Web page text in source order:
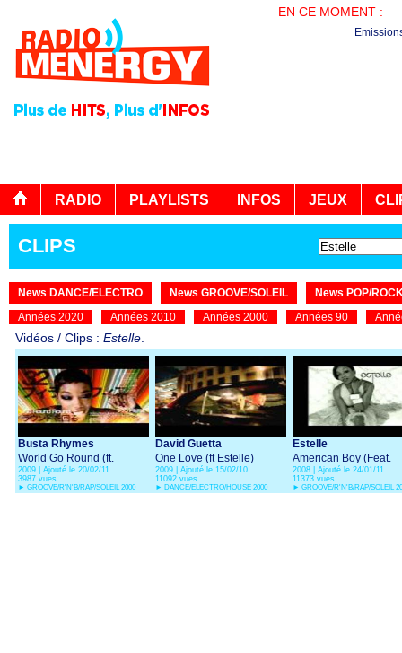
EN CE MOMENT :
RADIO PLAYLISTS INFOS JEUX
CLIPS
News DANCE/ELECTRO News GROOVE/SOLEIL
News POP/
Années 2020
Années 2010 Années 2000 Années 90
Vidéos / Clips : Estelle
Busta Rhymes
World Go Round (ft.
Estelle)
2009 | Ajouté le 20/02/11
3987 vues
► GROOVE/R'N'B/RAP/SOLEIL 2000
David Guetta
One Love (ft Estelle)
2009 | Ajouté le 15/02/10
11092 vues
► DANCE/ELECTRO/HOUSE 2000
Estelle
American Boy (Feat.
Kanye West)
2008 | Ajouté le 24/01/11
11373 vues
► GROOVE/R'N'B/RAP/SOLEIL